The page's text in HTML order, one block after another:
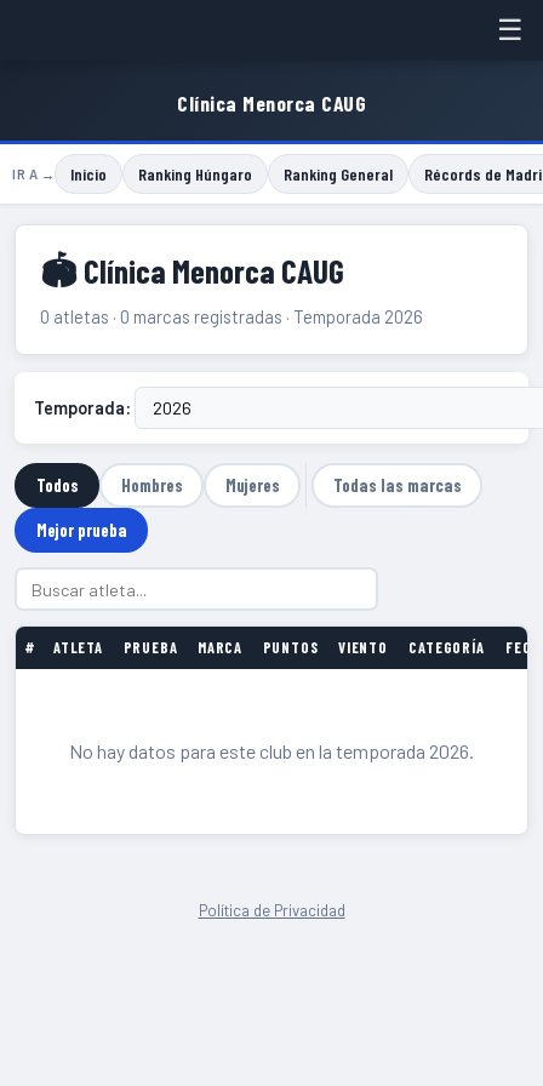
☰
Clínica Menorca CAUG
IR A → Inicio Ranking Húngaro Ranking General Récords de
🏟 Clínica Menorca CAUG
0 atletas · 0 marcas registradas · Temporada 2026
Temporada:
Todos Hombres Mujeres Todas las marcas
Mejor prueba
# ATLETA PRUEBA MARCA PUNTOS VIENTO CATEGORÍA
No hay datos para este club en la temporada 2026.
Política de Privacidad